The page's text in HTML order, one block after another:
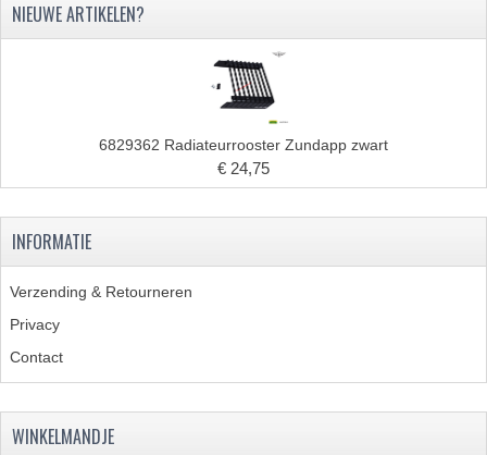
COCKPIT ONDERDELEN
HANDELS EN HANDVATTEN
MAGURA BLOKHANDELS
TELLERS COMPLEET
NIEUWE ARTIKELEN?
6829362 Radiateurrooster Zundapp zwart
€ 24,75
INFORMATIE
Verzending & Retourneren
Privacy
Contact
WINKELMANDJE